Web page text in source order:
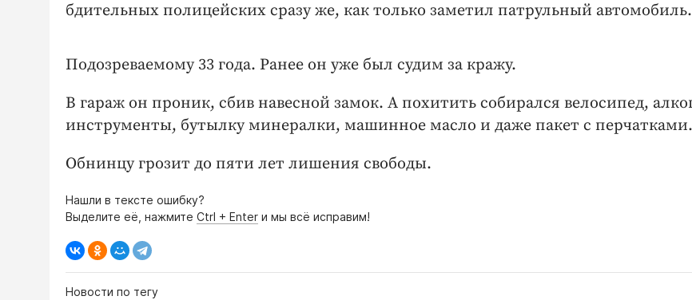
бдительных полицейских сразу же, как только заметил патрульный автомобиль.
Подозреваемому 33 года. Ранее он уже был судим за кражу.
В гараж он проник, сбив навесной замок. А похитить собирался велосипед,
инструменты, бутылку минералки, машинное масло и даже пакет с перчатками.
Обнинцу грозит до пяти лет лишения свободы.
Нашли в тексте ошибку?
Выделите её, нажмите Ctrl + Enter и мы всё исправим!
Новости по тегу